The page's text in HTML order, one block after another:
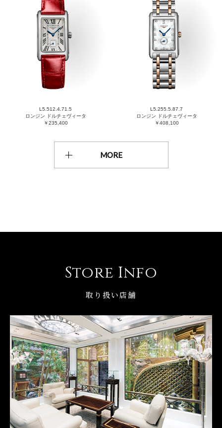
L5.512.4.71.5
ロンジン ドルチェヴィータ
￥235,400
L5.255.5.87.7
ロンジン ドルチェヴィータ
￥408,100
MORE
Store Info
取り扱い店舗